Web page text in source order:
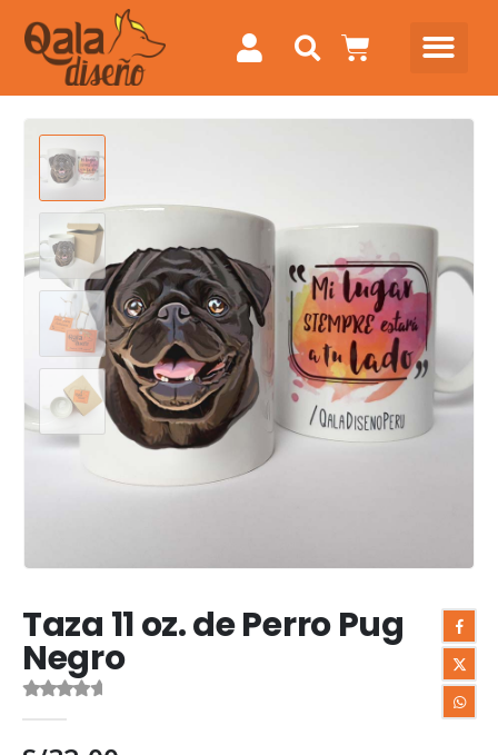
Taza 11 oz. de Perro Pug
Negro